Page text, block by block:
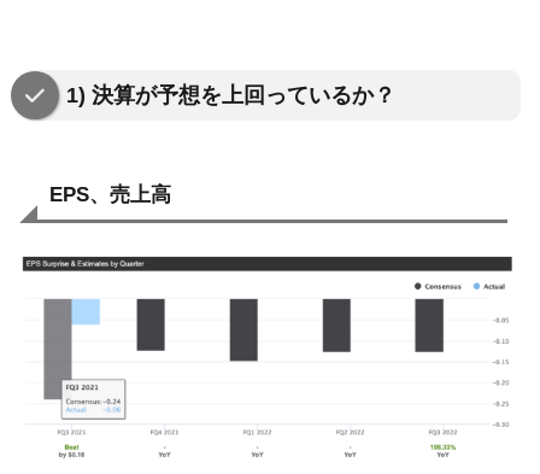
1) 決算が予想を上回っているか？
EPS、売上高